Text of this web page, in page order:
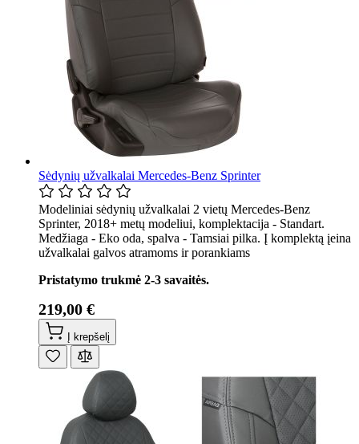
Sėdynių užvalkalai Mercedes-Benz Sprinter
Modeliniai sėdynių užvalkalai 2 vietų Mercedes-Benz
Sprinter, 2018+ metų modeliui, komplektacija - Standart.
Medžiaga - Eko oda, spalva - Tamsiai pilka. Į komplektą įeina
užvalkalai galvos atramoms ir porankiams
Pristatymo trukmė 2-3 savaitės.
219,00 €
Į krepšelį